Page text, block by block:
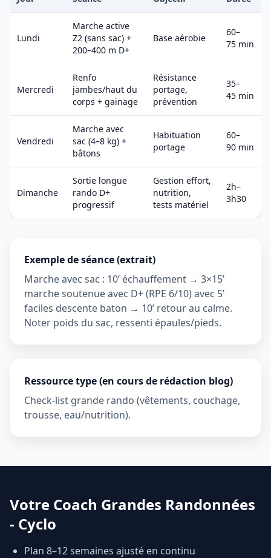
Lundi
Marche active
Z2 (sans sac) +
200–400 m D+
Base aérobie
60–
75 min
Mercredi
Renfo
jambes/haut du
corps + gainage
Résistance
portage,
prévention
35–
45 min
Vendredi
Marche avec
sac (4–8 kg) +
bâtons
Habituation
portage
60–
90 min
Dimanche
Sortie longue
rando D+
progressif
Gestion effort,
nutrition,
tests matériel
2h–
3h30
Exemple de séance (extrait)
Marche avec sac : 10’ échauffement → 3×15’
marche soutenue avec D+ (RPE 6/10) avec 5’
faciles descente baton → 10’ retour au calme.
Noter poids du sac, ressenti épaules/pieds.
Ressource type (en cours de rédaction blog)
Check-list grande rando (vêtements, couchage,
trousse, eau/nutrition).
Votre Coach Grandes Randonnées
- Cyclo
Plan 8–12 semaines ajusté en continu